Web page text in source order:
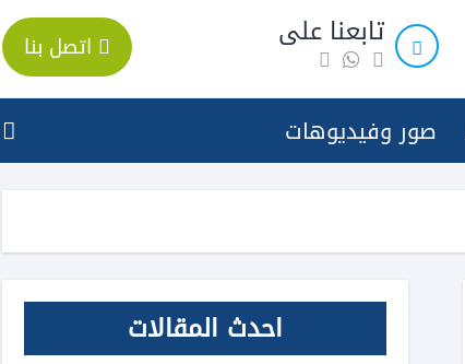
تابعنا على اتصل بنا
صور وفيديوهات
احدث المقالات